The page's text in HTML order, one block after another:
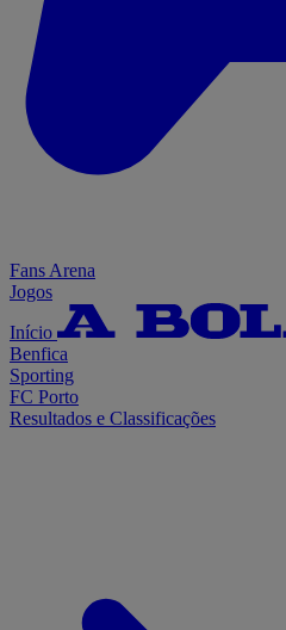
Fans Arena
Jogos
Início
Benfica
Sporting
FC Porto
Resultados e Classificações